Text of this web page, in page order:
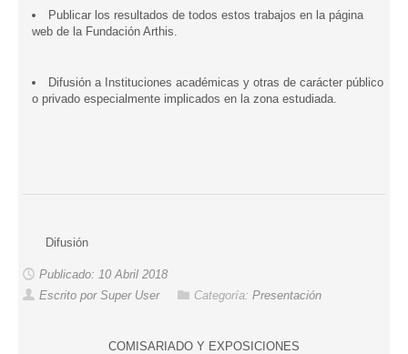
Publicar los resultados de todos estos trabajos en la página
web de la Fundación Arthis.
Difusión a Instituciones académicas y otras de carácter público
o privado especialmente implicados en la zona estudiada
Difusión
Publicado: 10 Abril 2018
Escrito por Super User
Categoría: Presentación
COMISARIADO Y EXPOSICIONES